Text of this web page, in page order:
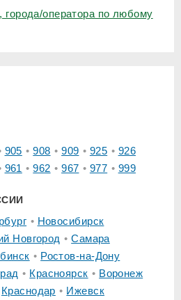
оператора по любому
905 908 909 925
926
961 962 967 977 999
Новосибирск
Новгород
Самара
Ростов-на-Дону
Красноярск
Воронеж
Краснодар Ижевск